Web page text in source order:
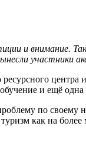
и внимание.
участники
центра
и ещё одна
по
как на